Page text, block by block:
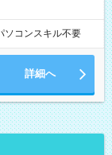
ソコンスキル不要
詳細へ